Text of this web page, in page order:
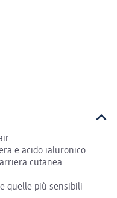
e acido ialuronico
cutanea
quelle più sensibili